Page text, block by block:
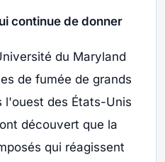
continue de donner
du Maryland
de fumée de grands
l'ouest des États-Unis
découvert que la
qui réagissent